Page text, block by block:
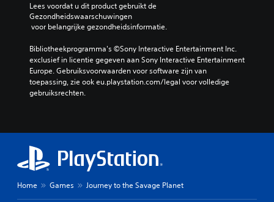
Lees voordat u dit product gebruikt de
Gezondheidswaarschuwingen
voor belangrijke gezondheidsinformatie.
Bibliotheekprogramma's ©Sony Interactive Entertainment Inc.
exclusief in licentie gegeven aan Sony Interactive Entertainment
Europe. Gebruiksvoorwaarden voor software zijn van
toepassing, zie ook eu.playstation.com/legal voor volledige
gebruiksrechten.
Home Games Journey to the Savage Planet